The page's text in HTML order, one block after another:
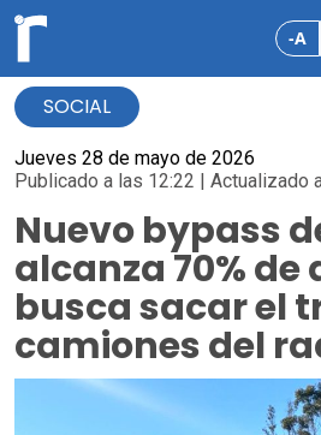
-A
SOCIAL
Jueves 28 de mayo de 2026
Publicado a las 12:22 | Actualizado
Nuevo bypass
alcanza 70% de
busca sacar el
camiones del